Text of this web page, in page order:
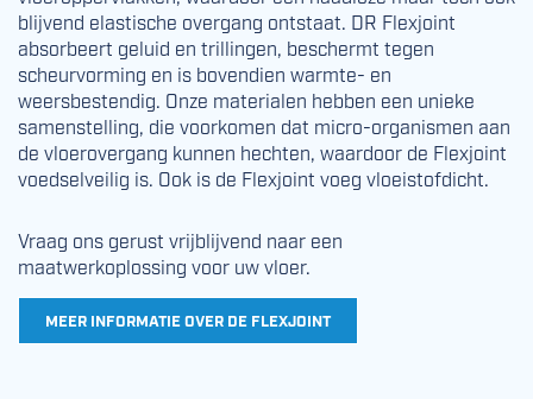
blijvend elastische overgang ontstaat. DR Flexjoint
absorbeert geluid en trillingen, beschermt tegen
scheurvorming en is bovendien warmte- en
weersbestendig. Onze materialen hebben een unieke
samenstelling, die voorkomen dat micro-organismen aan
de vloerovergang kunnen hechten, waardoor de Flexjoint
voedselveilig is. Ook is de Flexjoint voeg vloeistofdicht.
Vraag ons gerust vrijblijvend naar een
maatwerkoplossing voor uw vloer.
MEER INFORMATIE OVER DE FLEXJOINT